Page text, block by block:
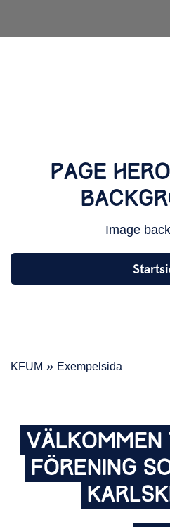
PAGE HERO
Image
KFUM » Exempelsida
VÄLKOMMEN
FÖRENING